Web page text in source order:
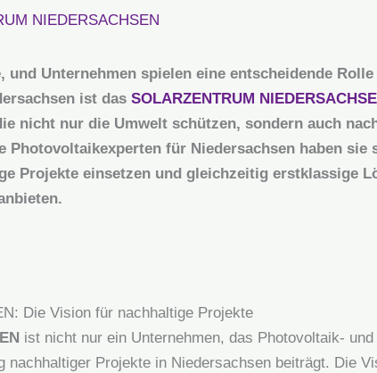
NIEDERSACHSEN
und Unternehmen spielen eine entscheidende
ist dasSOLARZENTRUM
nicht nur die Umwelt schützen, sondern auch
Photovoltaikexperten für Niedersachsen haben sie
Projekte einsetzen und gleichzeitig erstklassige
Die Vision für nachhaltige Projekte
ist nicht nur ein Unternehmen, das Photovoltaik-
nachhaltiger Projekte in Niedersachsen beiträgt. Die